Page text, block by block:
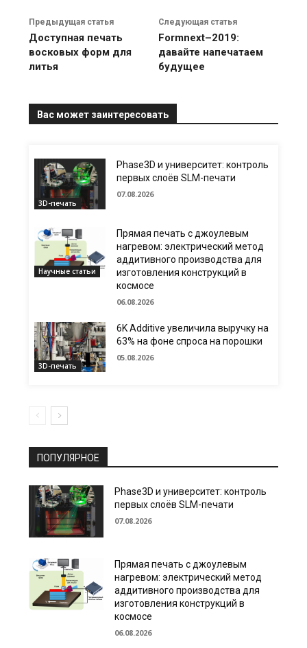
Предыдущая статья
Доступная печать
восковых форм для
литья
Следующая статья
Formnext–2019:
давайте напечатаем
будущее
Вас может заинтересовать
3D-печать
Phase3D и университет: контроль
первых слоёв SLM-печати
07.08.2026
Научные статьи
Прямая печать с джоулевым
нагревом: электрический метод
аддитивного производства для
изготовления конструкций в
космосе
06.08.2026
3D-печать
6K Additive увеличила выручку на
63% на фоне спроса на порошки
05.08.2026
ПОПУЛЯРНОЕ
Phase3D и университет: контроль
первых слоёв SLM-печати
07.08.2026
Прямая печать с джоулевым
нагревом: электрический метод
аддитивного производства для
изготовления конструкций в
космосе
06.08.2026